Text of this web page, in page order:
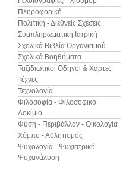
Πληροφορική
Πολιτική - Διεθνείς Σχέσεις
Συμπληρωματική Ιατρική
Σχολικά Βιβλία Οργανισμού
Σχολικά Βοηθήματα
Ταξιδιωτικοί Οδηγοί & Χάρτες
Τέχνες
Τεχνολογία
Φιλοσοφία - Φιλοσοφικό
Δοκίμιο
Φύση - Περιβάλλον - Οικολογία
Χόμπυ - Αθλητισμός
Ψυχολογία - Ψυχιατρική -
Ψυχανάλυση